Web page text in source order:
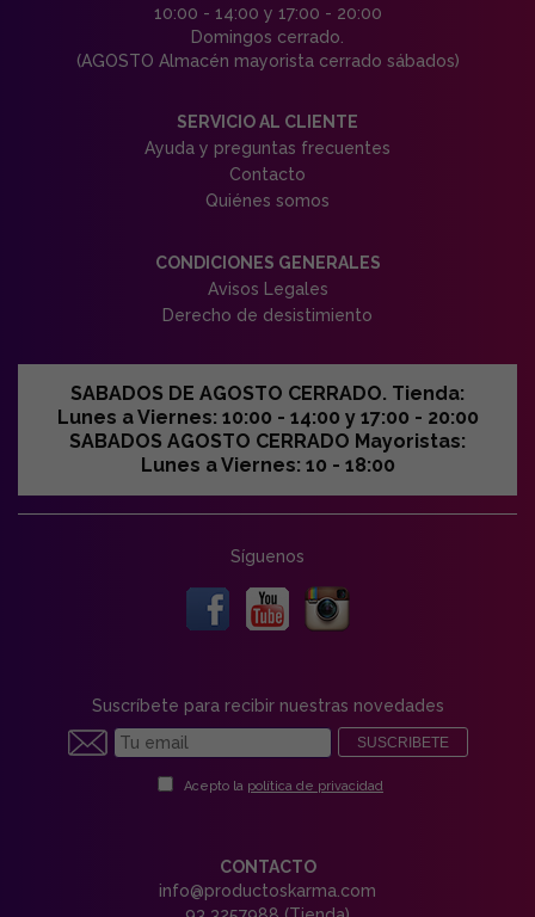
10:00 - 14:00 y 17:00 - 20:00
Domingos cerrado.
(AGOSTO Almacén mayorista cerrado sábados)
SERVICIO AL CLIENTE
Ayuda y preguntas frecuentes
Contacto
Quiénes somos
CONDICIONES GENERALES
Avisos Legales
Derecho de desistimiento
SABADOS DE AGOSTO CERRADO. Tienda:
Lunes a Viernes: 10:00 - 14:00 y 17:00 - 20:00
SABADOS AGOSTO CERRADO Mayoristas:
Lunes a Viernes: 10 - 18:00
Síguenos
Suscríbete para recibir nuestras novedades
SUSCRIBETE
Acepto la política de privacidad
CONTACTO
info@productoskarma.com